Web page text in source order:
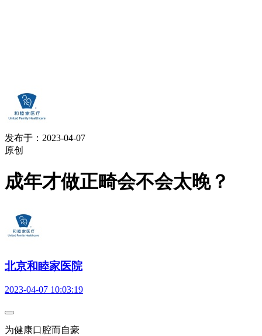
发布于：2023-04-07
原创
成年才做正畸会不会太晚？
北京和睦家医院
2023-04-07 10:03:19
为健康口腔而自豪